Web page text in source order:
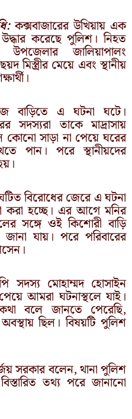
কক্সবাজারের উখিয়ায় এক
উদ্ধার করেছে পুলিশ। নিহত
জালিয়াপালং
মিস্ত্রীর মেয়ে এবং স্থানীয়
বাড়িতে এ ঘটনা ঘটে।
সদস্যরা তাকে মাদ্রাসায়
কোনো সাড়া না পেয়ে ঘরের
পান। পরে স্থানীয়দের
বিরোধের জেরে এ ঘটনা
করা হচ্ছে। এর আগে মনির
সঙ্গে ওই কিশোরী বাড়ি
যায়। পরে পরিবারের
সদস্য মোহাম্মদ হোসাইন
আমরা ঘটনাস্থলে যাই।
বলে জানতে পেরেছি,
ছিল। বিষয়টি পুলিশ
সরকার বলেন, থানা পুলিশ
তথ্য পরে জানানো